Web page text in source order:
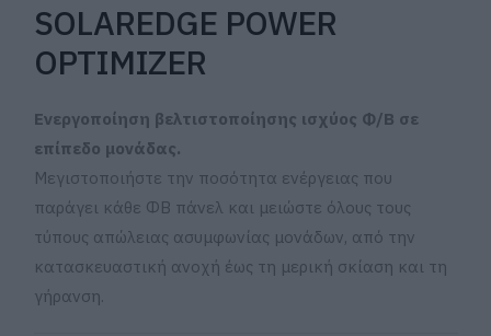
SOLAREDGE POWER
OPTIMIZER
Ενεργοποίηση βελτιστοποίησης ισχύος Φ/Β σε
επίπεδο μονάδας.
Μεγιστοποιήστε την ποσότητα ενέργειας που
παράγει κάθε ΦΒ πάνελ και μειώστε όλους τους
τύπους απώλειας ασυμφωνίας μονάδων, από την
κατασκευαστική ανοχή έως τη μερική σκίαση και τη
γήρανση.